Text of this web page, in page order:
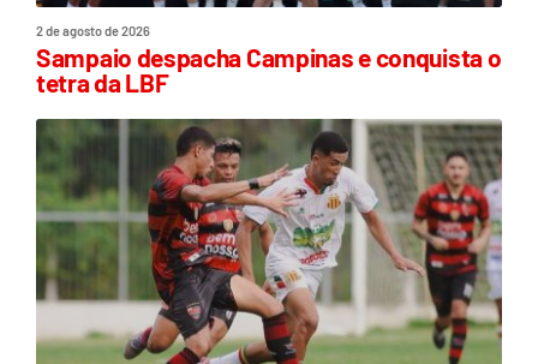
2 de agosto de 2026
Sampaio despacha Campinas e conquista o
tetra da LBF